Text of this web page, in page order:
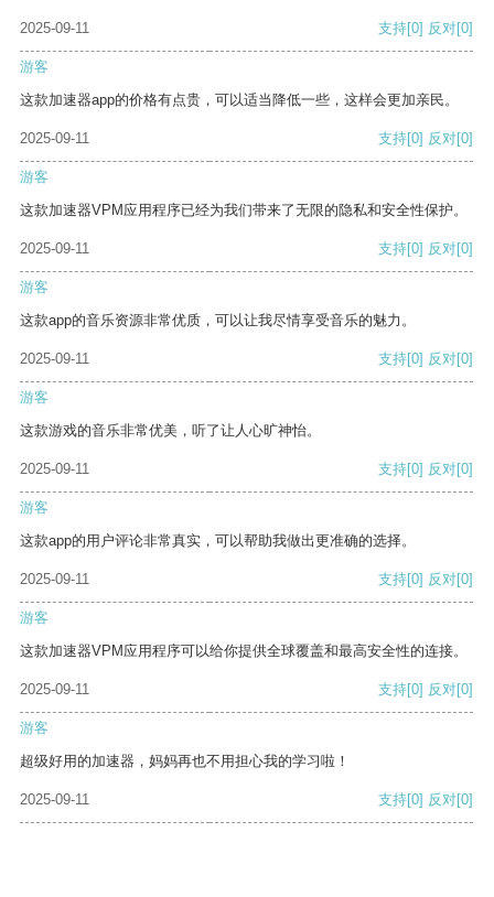
2025-09-11 支持[0] 反对[0]
游客
这款加速器app的价格有点贵，可以适当降低一些，这样会更加亲民。
2025-09-11 支持[0] 反对[0]
游客
这款加速器VPM应用程序已经为我们带来了无限的隐私和安全性保护。
2025-09-11 支持[0] 反对[0]
游客
这款app的音乐资源非常优质，可以让我尽情享受音乐的魅力。
2025-09-11 支持[0] 反对[0]
游客
这款游戏的音乐非常优美，听了让人心旷神怡。
2025-09-11 支持[0] 反对[0]
游客
这款app的用户评论非常真实，可以帮助我做出更准确的选择。
2025-09-11 支持[0] 反对[0]
游客
这款加速器VPM应用程序可以给你提供全球覆盖和最高安全性的连接。
2025-09-11 支持[0] 反对[0]
游客
超级好用的加速器，妈妈再也不用担心我的学习啦！
2025-09-11 支持[0] 反对[0]